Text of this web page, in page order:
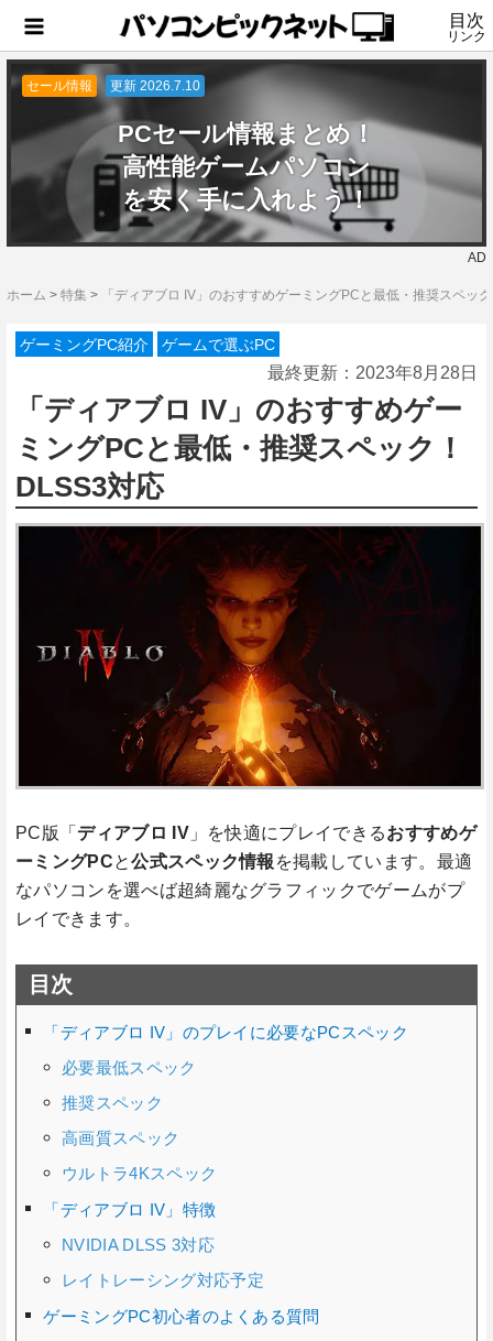
目次
リンク
セール情報 更新 2026.7.10
PCセール情報まとめ！
高性能ゲームパソコン
を安く手に入れよう！
AD
ホーム > 特集 > 「ディアブロ IV」のおすすめゲーミングPCと最低・推奨スペッ
ゲーミングPC紹介 ゲームで選ぶPC
最終更新： 2023年8月28日
「ディアブロ IV」のおすすめゲー
ミングPCと最低・推奨スペック！
DLSS3対応
PC版「 ディアブロ IV」を快適にプレイできるおすすめゲ
ーミングPCと公式スペック情報 を掲載しています。最適
なパソコンを選べば超綺麗なグラフィックでゲームがプ
レイできます。
目次
「ディアブロ IV」のプレイに必要なPCスペック
必要最低スペック
推奨スペック
高画質スペック
ウルトラ4Kスペック
「ディアブロ IV」特徴
NVIDIA DLSS 3対応
レイトレーシング対応予定
ゲーミングPC初心者のよくある質問